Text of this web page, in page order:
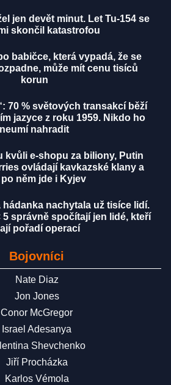
jen devět minut. Let Tu-154 se
skončil katastrofou
babičce, která vypadá, že se
může mít cenu tisíců
korun
70 % světových transakcí běží
jazyce z roku 1959. Nikdo ho
neumí nahradit
kvůli e-shopu za biliony, Putin
ovládají kavkazské klany a
něm jde i Kyjev
hádanka nachytala už tisíce lidí.
5 správně spočítají jen lidé, kteří
pořadí operací
Bojovníci
Nate Diaz
Jon Jones
Conor McGregor
Israel Adesanya
Shevchenko
Jiří Procházka
Karlos Vémola